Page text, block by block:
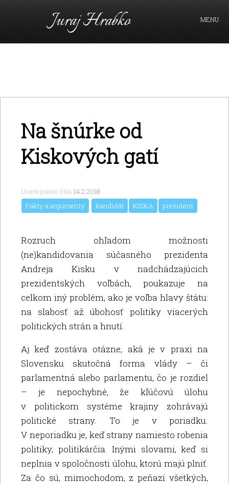
Juraj Hrabko MENU
FAKTY A ARGUMENTY
O MNE
PRIHLÁSIŤ SA
Na šnúrke od
Kiskových gatí
Uverejnené dňa14.2.2018
Fakty a argumenty
kandidát KISKA prezident
Rozruch ohľadom možnosti
(ne)kandidovania súčasného prezidenta
Andreja Kisku v nadchádzajúcich
prezidentských voľbách, poukazuje na
celkom iný problém, ako je voľba hlavy štátu:
na slabosť až úbohosť politiky viacerých
politických strán a hnutí.
Aj keď zostáva otázne, aká je v praxi na
Slovensku skutočná forma vlády – či
parlamentná alebo parlamentu, čo je rozdiel
– je nepochybné, že kľúčovú úlohu
v politickom systéme krajiny zohrávajú
politické strany. To je v poriadku.
V neporiadku je, keď strany namiesto robenia
politiky, politikárčia. Inými slovami, keď si
neplnia v spoločnosti úlohu, ktorú majú plniť.
Za čo sú, mimochodom, z peňazí všetkých,